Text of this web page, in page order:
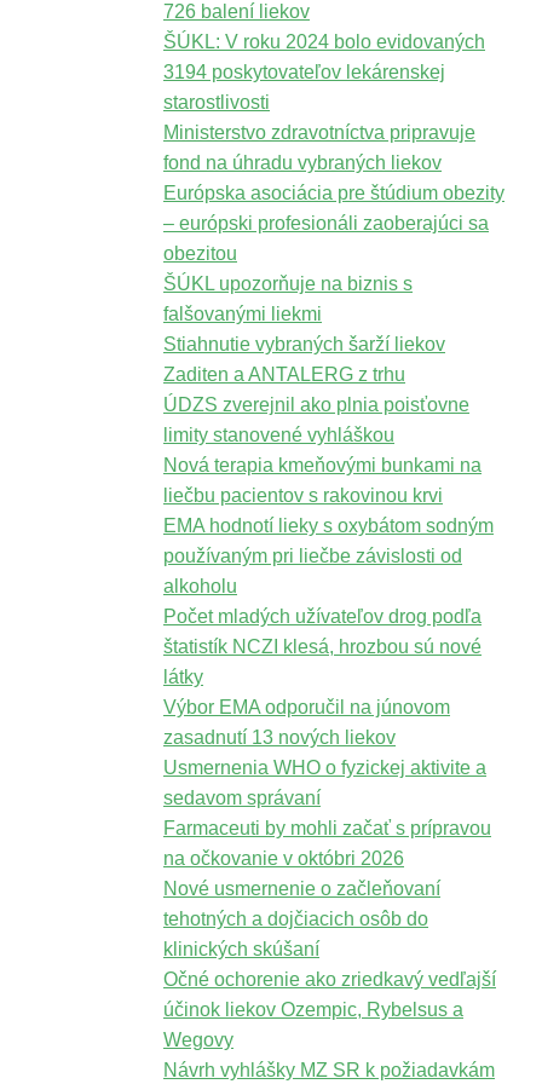
726 balení liekov
ŠÚKL: V roku 2024 bolo evidovaných
3194 poskytovateľov lekárenskej
starostlivosti
Ministerstvo zdravotníctva pripravuje
fond na úhradu vybraných liekov
Európska asociácia pre štúdium obezity
– európski profesionáli zaoberajúci sa
obezitou
ŠÚKL upozorňuje na biznis s
falšovanými liekmi
Stiahnutie vybraných šarží liekov
Zaditen a ANTALERG z trhu
ÚDZS zverejnil ako plnia poisťovne
limity stanovené vyhláškou
Nová terapia kmeňovými bunkami na
liečbu pacientov s rakovinou krvi
EMA hodnotí lieky s oxybátom sodným
používaným pri liečbe závislosti od
alkoholu
Počet mladých užívateľov drog podľa
štatistík NCZI klesá, hrozbou sú nové
látky
Výbor EMA odporučil na júnovom
zasadnutí 13 nových liekov
Usmernenia WHO o fyzickej aktivite a
sedavom správaní
Farmaceuti by mohli začať s prípravou
na očkovanie v októbri 2026
Nové usmernenie o začleňovaní
tehotných a dojčiacich osôb do
klinických skúšaní
Očné ochorenie ako zriedkavý vedľajší
účinok liekov Ozempic, Rybelsus a
Wegovy
Návrh vyhlášky MZ SR k požiadavkám